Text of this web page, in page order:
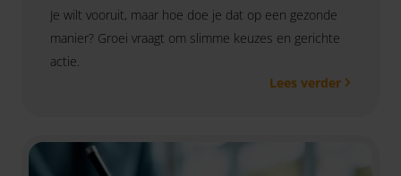
Je wilt vooruit, maar hoe doe je dat op een gezonde
manier? Groei vraagt om slimme keuzes en gerichte
actie.
Lees verder